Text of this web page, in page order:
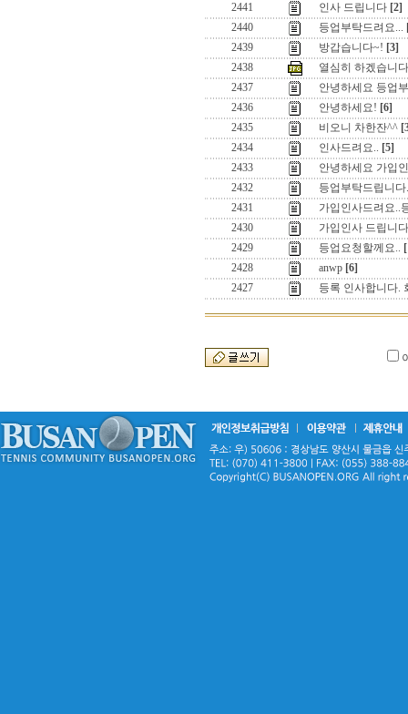
2441
인사 드립니다 [2]
2440
등업부탁드려요...
2439
방갑습니다~! [3]
2438
열심히 하겠습니
2437
안녕하세요 등업
2436
안녕하세요! [6]
2435
비오니 차한잔^^
2434
인사드려요.. [5]
2433
안녕하세요 가입
2432
등업부탁드립니다.
2431
가입인사드려요..
2430
가입인사 드립니
2429
등업요청할께요..
2428
anwp [6]
2427
등록 인사합니다.